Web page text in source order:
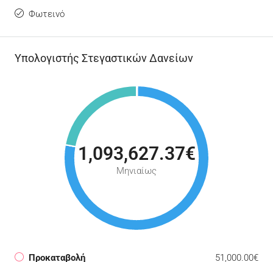
Φωτεινό
Υπολογιστής Στεγαστικών Δανείων
1,093,627.37€
Μηνιαίως
Προκαταβολή 51,000.00€